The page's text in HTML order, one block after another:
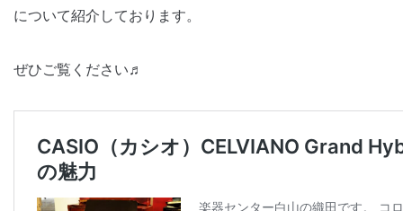
について紹介しております。
ぜひご覧ください♬